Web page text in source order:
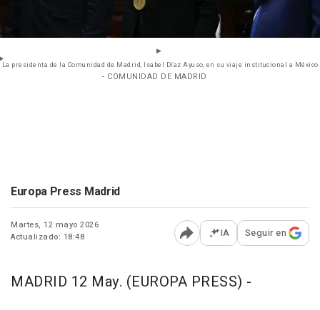
La presidenta de la Comunidad de Madrid, Isabel Díaz Ayuso, en su viaje institucional a México
- COMUNIDAD DE MADRID
Europa Press Madrid
Martes, 12 mayo 2026
Actualizado: 18:48
Abrir opciones para
IA Seguir en
MADRID 12 May. (EUROPA PRESS) -